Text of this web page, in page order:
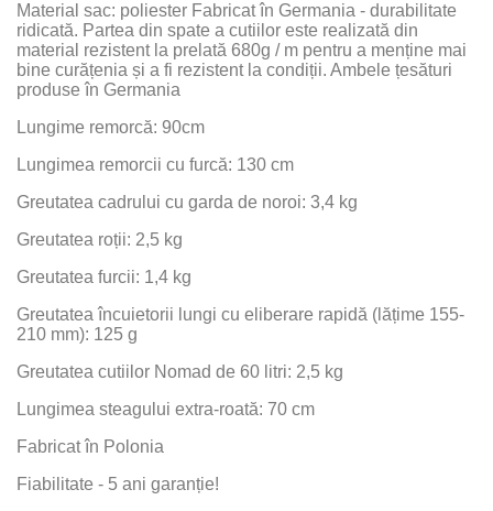
Material sac: poliester Fabricat în Germania - durabilitate
ridicată. Partea din spate a cutiilor este realizată din
material rezistent la prelată 680g / m pentru a menține mai
bine curățenia și a fi rezistent la condiții. Ambele țesături
produse în Germania
Lungime remorcă: 90cm
Lungimea remorcii cu furcă: 130 cm
Greutatea cadrului cu garda de noroi: 3,4 kg
Greutatea roții: 2,5 kg
Greutatea furcii: 1,4 kg
Greutatea încuietorii lungi cu eliberare rapidă (lățime 155-
210 mm): 125 g
Greutatea cutiilor Nomad de 60 litri: 2,5 kg
Lungimea steagului extra-roată: 70 cm
Fabricat în Polonia
Fiabilitate - 5 ani garanție!